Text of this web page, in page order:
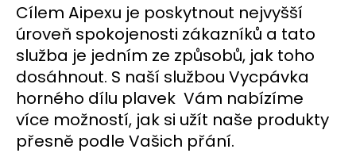
Cílem Aipexu je poskytnout nejvyšší
úroveň spokojenosti zákazníků a tato
služba je jedním ze způsobů, jak toho
dosáhnout. S naší službou Vycpávka
horného dílu plavek Vám nabízíme
více možností, jak si užít naše produkty
přesně podle Vašich přání.